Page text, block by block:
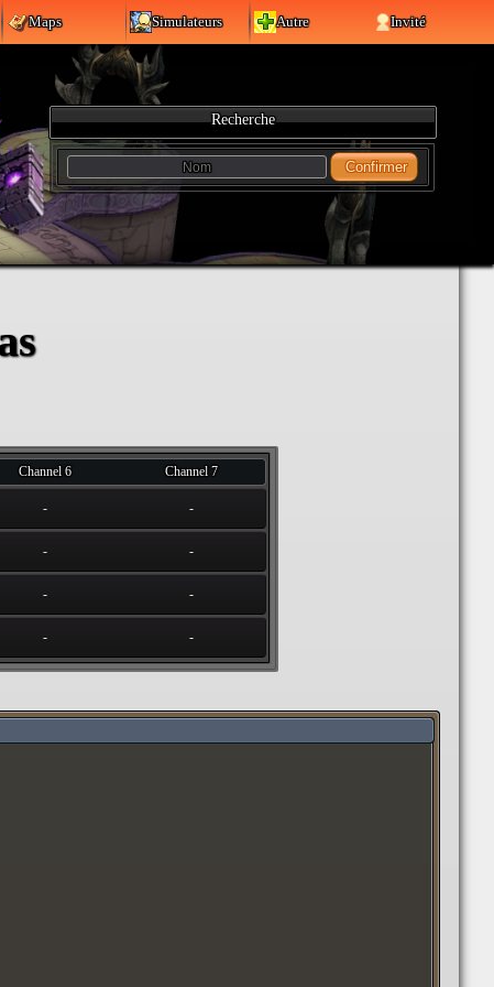
Maps Simulateurs Autre Invité
Recherche
Confirmer
Channel 6 Channel 7
- -
- -
- -
- -